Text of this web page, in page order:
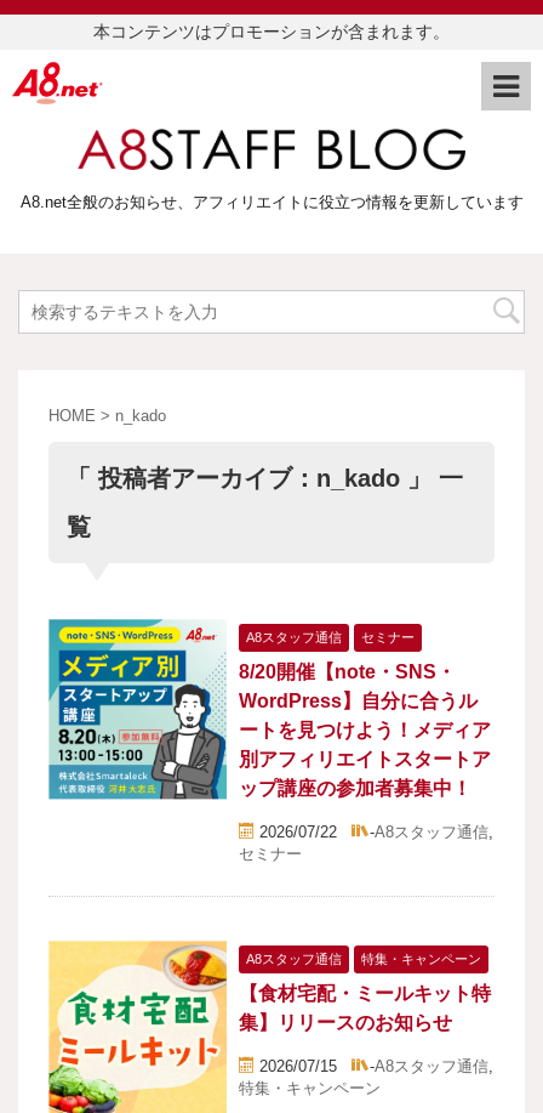
本コンテンツはプロモーションが含まれます。
A8.net全般のお知らせ、アフィリエイトに役立つ情報を更新しています
HOME > n_kado
「 投稿者アーカイブ：n_kado 」 一
覧
A8スタッフ通信 セミナー
8/20開催【note・SNS・
WordPress】自分に合うル
ートを見つけよう！メディア
別アフィリエイトスタートア
ップ講座の参加者募集中！
2026/07/22 -A8スタッフ通信,
セミナー
A8スタッフ通信 特集・キャンペーン
【食材宅配・ミールキット特
集】リリースのお知らせ
2026/07/15 -A8スタッフ通信,
特集・キャンペーン